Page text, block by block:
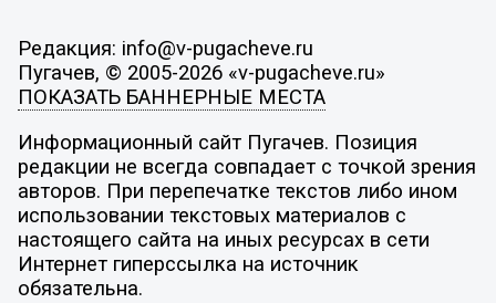
Редакция: info@v-pugacheve.ru
Пугачев, © 2005-2026 «v-pugacheve.ru»
ПОКАЗАТЬ БАННЕРНЫЕ МЕСТА
Информационный сайт Пугачев. Позиция
редакции не всегда совпадает с точкой зрения
авторов. При перепечатке текстов либо ином
использовании текстовых материалов с
настоящего сайта на иных ресурсах в сети
Интернет гиперссылка на источник
обязательна.